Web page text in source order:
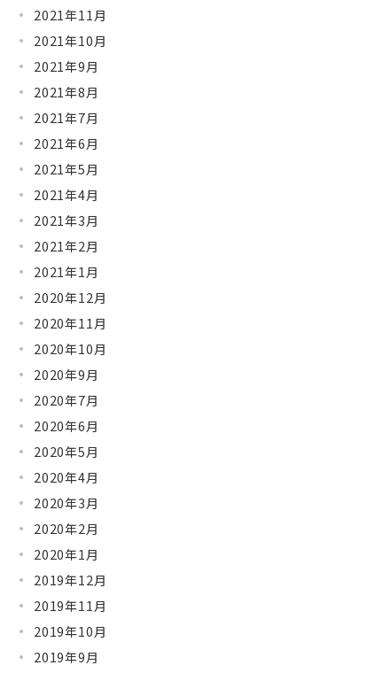
2021年11月
2021年10月
2021年9月
2021年8月
2021年7月
2021年6月
2021年5月
2021年4月
2021年3月
2021年2月
2021年1月
2020年12月
2020年11月
2020年10月
2020年9月
2020年7月
2020年6月
2020年5月
2020年4月
2020年3月
2020年2月
2020年1月
2019年12月
2019年11月
2019年10月
2019年9月